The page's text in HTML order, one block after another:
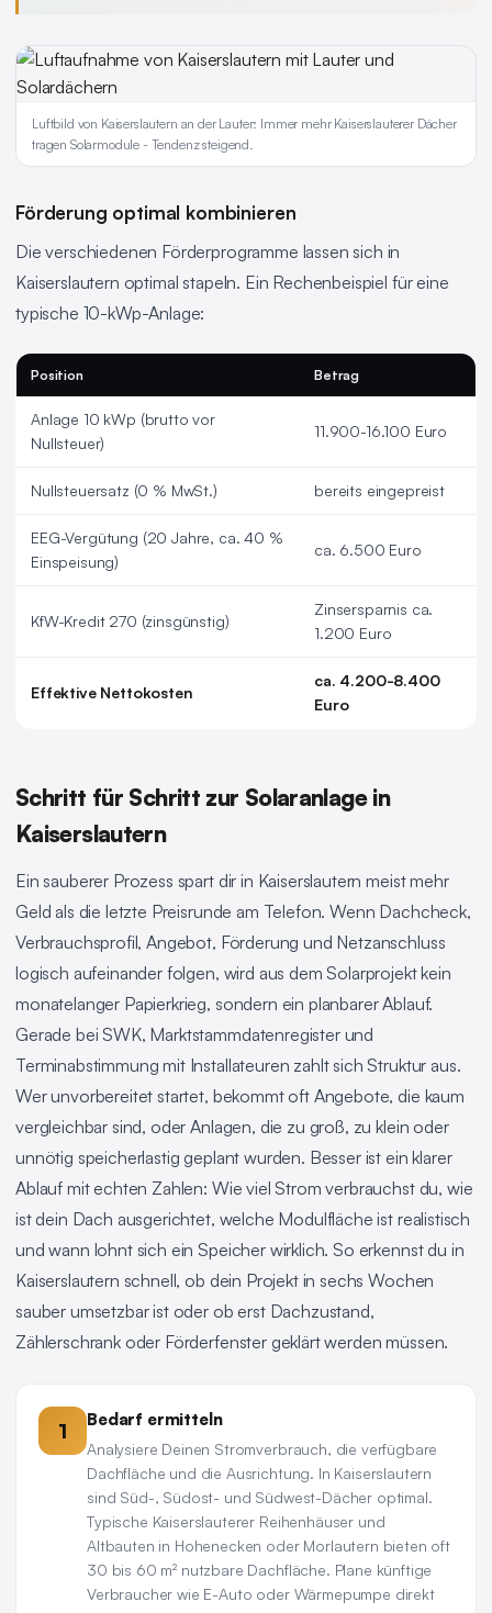
Luftbild von Kaiserslautern an der Lauter: Immer mehr Kaiserslauterer Dächer
tragen Solarmodule - Tendenz steigend.
Förderung optimal kombinieren
Die verschiedenen Förderprogramme lassen sich in
Kaiserslautern optimal stapeln. Ein Rechenbeispiel für eine
typische 10-kWp-Anlage:
Position Betrag
Anlage 10 kWp (brutto vor
Nullsteuer)
11.900-16.100 Euro
Nullsteuersatz (0 % MwSt.) bereits eingepreist
EEG-Vergütung (20 Jahre, ca. 40 %
Einspeisung)
ca. 6.500 Euro
KfW-Kredit 270 (zinsgünstig)
Zinsersparnis ca.
1.200 Euro
Effektive Nettokosten
ca. 4.200-8.400
Euro
Schritt für Schritt zur Solaranlage in
Kaiserslautern
Ein sauberer Prozess spart dir in Kaiserslautern meist mehr
Geld als die letzte Preisrunde am Telefon. Wenn Dachcheck,
Verbrauchsprofil, Angebot, Förderung und Netzanschluss
logisch aufeinander folgen, wird aus dem Solarprojekt kein
monatelanger Papierkrieg, sondern ein planbarer Ablauf.
Gerade bei SWK, Marktstammdatenregister und
Terminabstimmung mit Installateuren zahlt sich Struktur aus.
Wer unvorbereitet startet, bekommt oft Angebote, die kaum
vergleichbar sind, oder Anlagen, die zu groß, zu klein oder
unnötig speicherlastig geplant wurden. Besser ist ein klarer
Ablauf mit echten Zahlen: Wie viel Strom verbrauchst du, wie
ist dein Dach ausgerichtet, welche Modulfläche ist realistisch
und wann lohnt sich ein Speicher wirklich. So erkennst du in
Kaiserslautern schnell, ob dein Projekt in sechs Wochen
sauber umsetzbar ist oder ob erst Dachzustand,
Zählerschrank oder Förderfenster geklärt werden müssen.
1 Bedarf ermitteln
Analysiere Deinen Stromverbrauch, die verfügbare
Dachfläche und die Ausrichtung. In Kaiserslautern
sind Süd-, Südost- und Südwest-Dächer optimal.
Typische Kaiserslauterer Reihenhäuser und
Altbauten in Hohenecken oder Morlautern bieten oft
30 bis 60 m² nutzbare Dachfläche. Plane künftige
Verbraucher wie E-Auto oder Wärmepumpe direkt